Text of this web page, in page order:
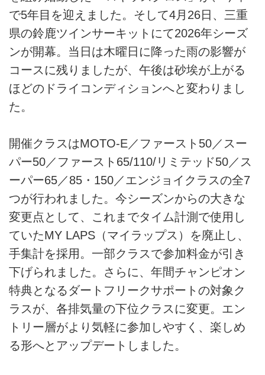
で5年目を迎えました。そして4月26日、三重
県の鈴鹿ツインサーキットにて2026年シーズ
ンが開幕。当日は木曜日に降った雨の影響が
コースに残りましたが、午後は砂埃が上がる
ほどのドライコンディションへと変わりまし
た。
開催クラスはMOTO-E／ファースト50／スー
パー50／ファースト65/110/リミテッド50／ス
ーパー65／85・150／エンジョイクラスの全7
つが行われました。今シーズンからの大きな
変更点として、これまでタイム計測で使用し
ていたMY LAPS（マイラップス）を廃止し、
手集計を採用。一部クラスで参加料金が引き
下げられました。さらに、年間チャンピオン
特典となるダートフリークサポートの対象ク
ラスが、各排気量の下位クラスに変更。エン
トリー層がより気軽に参加しやすく、楽しめ
る形へとアップデートしました。